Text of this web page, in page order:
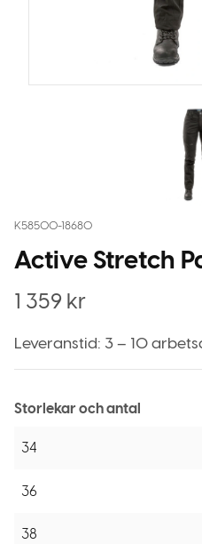
K58500-18680
Active Stretch
1 359 kr
Leveranstid: 3 – 10
Storlekar och antal
34
36
38